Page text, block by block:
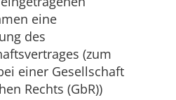
eine
des
(zum
einer Gesellschaft
Rechts (GbR))